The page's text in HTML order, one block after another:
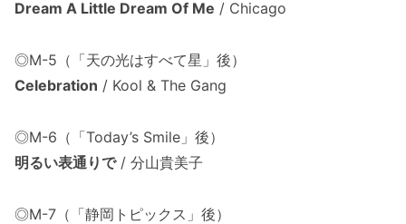
Dream A Little Dream Of Me / Chicago
◎M-5（「天の光はすべて星」後）
Celebration / Kool & The Gang
◎M-6（「Today’s Smile」後）
明るい表通りで/ 分山貴美子
◎M-7（「静岡トピックス」後）